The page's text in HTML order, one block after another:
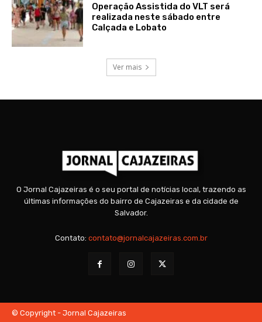
Operação Assistida do VLT será
realizada neste sábado entre
Calçada e Lobato
Ver mais
O Jornal Cajazeiras é o seu portal de notícias local, trazendo as
últimas informações do bairro de Cajazeiras e da cidade de
Salvador.
Contato: contato@jornalcajazeiras.com.br
© Copyright - Jornal Cajazeiras